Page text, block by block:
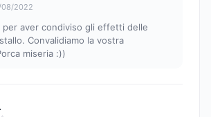
08/2022
per aver condiviso gli effetti delle
Convalidiamo la vostra
miseria :))